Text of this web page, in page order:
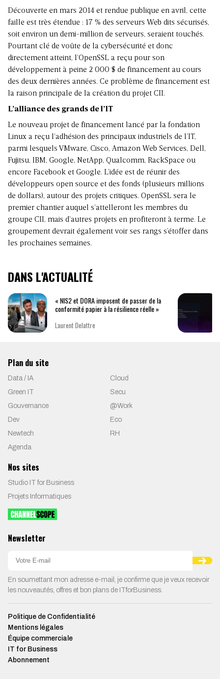
Découverte en mars 2014 et rendue publique en avril, cette
faille est très étendue : 17 % des serveurs Web dits sécurisés,
soit environ un demi-million de serveurs, seraient touchés.
Pourtant clé de voûte de la cybersécurité et donc
directement atteint, l’OpenSSL a reçu pour son
développement à peine 2 000 $ de financement au cours
des deux dernières années. Ce problème de financement est
la raison principale de la création du projet CII.
L’alliance des grands de l’IT
Le nouveau projet de financement lancé par la fondation
Linux a reçu l’adhésion des principaux industriels de l’IT,
parmi lesquels VMware, Cisco, Amazon Web Services, Dell,
Fujitsu, IBM, Google, NetApp, Qualcomm, RackSpace ou
encore Facebook et Google. L’idée est de réunir des
développeurs open source et des fonds (plusieurs millions
de dollars), autour des projets critiques. OpenSSL sera le
premier chantier auquel s’attelleront les membres du
groupe CII, mais d’autres projets en profiteront à terme. Le
groupement devrait également voir ses rangs s’étoffer dans
les prochaines semaines.
DANS L'ACTUALITÉ
« NIS2 et DORA imposent de passer de la
conformité papier à la résilience réelle »
Laurent Delattre
Plan du site
Data / IA
Cloud
Green IT
Secu
Gouvernance
@Work
Dev
Eco
Newtech
RH
Agenda
Nos sites
Studio IT for Business
Projets Informatiques
Newsletter
En soumettant mon adresse e-mail, je confirme que je veux recevoir
les nouveautés, offres et bon plans de ITforBusiness.
Politique de Confidentialité
Mentions légales
Équipe commerciale
IT for Business
Abonnement